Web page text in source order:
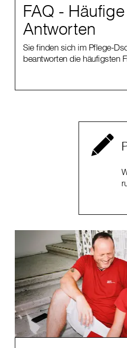
FAQ -
Antworten
Sie finden sich im Pflege-
beantworten die häufigsten